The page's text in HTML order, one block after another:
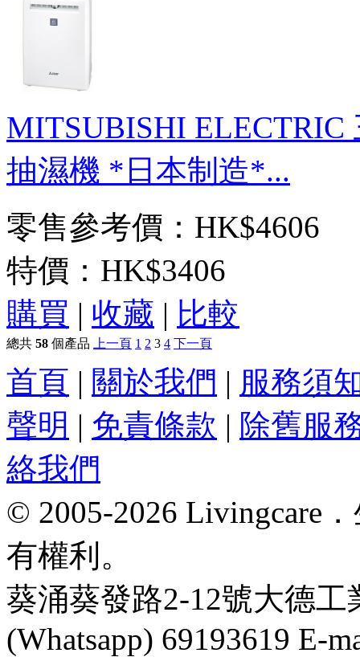
MITSUBISHI ELECTRIC
抽濕機 *日本制造*...
零售參考價：HK$4606
特價： HK$3406
購買 | 收藏 | 比較
總共 58 個產品 上一頁 1 2 3 4 下一頁
首頁 | 關於我們 | 服務須
聲明 | 免責條款 | 除舊服
絡我們
© 2005-2026 Livingcare
有權利。
葵涌葵發路2-12號大德工
(Whatsapp) 69193619 E-